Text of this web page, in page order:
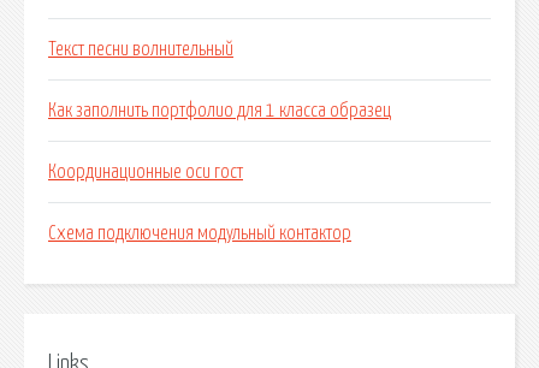
Текст песни волнительный
Как заполнить портфолио для 1 класса образец
Координационные оси гост
Схема подключения модульный контактор